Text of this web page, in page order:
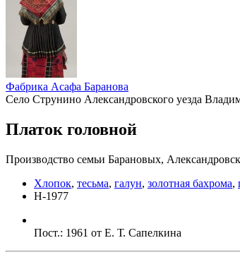
Фабрика Асафа Баранова
Село Струнино Александровского уезда
Платок головной
Производство семьи Барановых,
Хлопок, тесьма, галун, золотная бахрома,
Н-1977
Пост.: 1961 от Е. Т. Сапелкина